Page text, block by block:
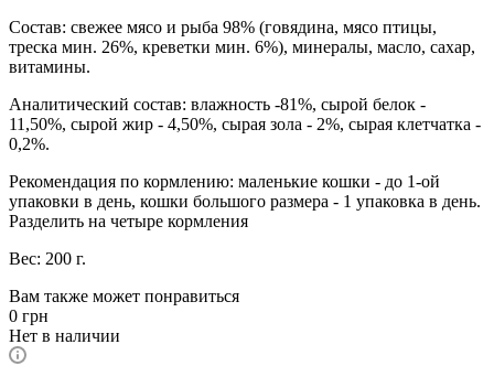
Состав: свежее мясо и рыба 98% (говядина, мясо птицы,
треска мин. 26%, креветки мин. 6%), минералы, масло, сахар,
витамины.
Аналитический состав: влажность -81%, сырой белок -
11,50%, сырой жир - 4,50%, сырая зола - 2%, сырая клетчатка -
0,2%.
Рекомендация по кормлению: маленькие кошки - до 1-ой
упаковки в день, кошки большого размера - 1 упаковка в день.
Разделить на четыре кормления
Вес: 200 г.
Вам также может понравиться
0 грн
Нет в наличии